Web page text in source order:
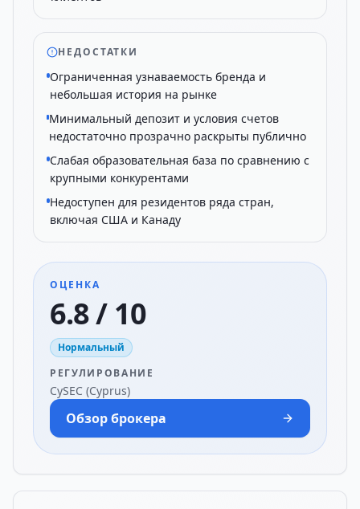
НЕДОСТАТКИ
Ограниченная узнаваемость бренда и
небольшая история на рынке
Минимальный депозит и условия счетов
недостаточно прозрачно раскрыты публично
Слабая образовательная база по сравнению с
крупными конкурентами
Недоступен для резидентов ряда стран,
включая США и Канаду
ОЦЕНКА
6.8 / 10
Нормальный
РЕГУЛИРОВАНИЕ
CySEC (Cyprus)
Обзор брокера